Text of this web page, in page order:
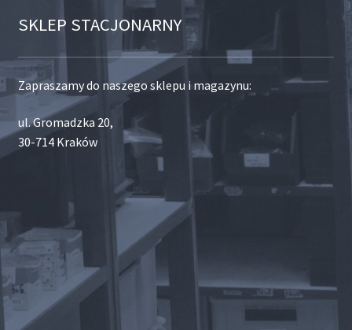
SKLEP STACJONARNY
Zapraszamy do naszego sklepu i magazynu:
ul. Gromadzka 20,
30-714 Kraków